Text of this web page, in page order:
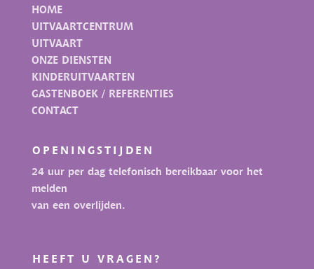
HOME
UITVAARTCENTRUM
UITVAART
ONZE DIENSTEN
KINDERUITVAARTEN
GASTENBOEK / REFERENTIES
CONTACT
OPENINGSTIJDEN
24 uur per dag telefonisch bereikbaar voor het
melden
van een overlijden.
HEEFT U VRAGEN?